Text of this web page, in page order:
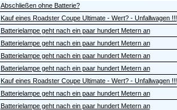
Abschließen ohne Batterie?
Kauf eines Roadster Coupe Ultimate - Wert? - Unfallwagen !!!
Batterielampe geht nach ein paar hundert Metern an
Batterielampe geht nach ein paar hundert Metern an
Batterielampe geht nach ein paar hundert Metern an
Batterielampe geht nach ein paar hundert Metern an
Kauf eines Roadster Coupe Ultimate - Wert? - Unfallwagen !!!
Batterielampe geht nach ein paar hundert Metern an
Batterielampe geht nach ein paar hundert Metern an